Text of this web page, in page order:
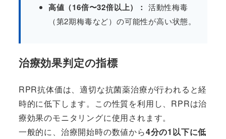
高値（16倍〜32倍以上）： 活動性梅毒
（第2期梅毒など）の可能性が高い状態。
治療効果判定の指標
RPR抗体価は、適切な抗菌薬治療が行われると経
時的に低下します。この性質を利用し、RPRは治
療効果のモニタリングに使用されます。
一般的に、治療開始時の数値から4分の1以下に低